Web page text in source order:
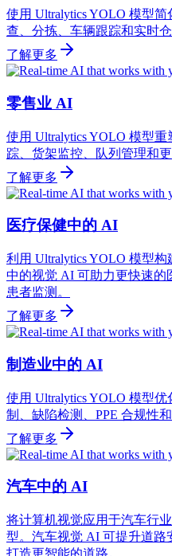
使用 Ultralytics YOLO 模型
查、分拣、车辆跟踪和实时仓
了解更多
零售业 AI
使用 Ultralytics YOLO 模型
踪、货架监控、队列管理和
了解更多
医疗保健中的 AI
利用 Ultralytics YOLO 模型
中的视觉 AI 可助力更快速的
患者监测。
了解更多
制造业中的 AI
使用 Ultralytics YOLO 模型
制、缺陷检测、PPE 合规性
了解更多
汽车中的 AI
将计算机视觉应用于汽车行
型。汽车视觉 AI 可提升道路
打造更智能的道路。